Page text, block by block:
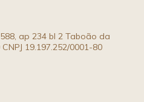
ap 234 bl 2 Taboão da
19.197.252/0001-80